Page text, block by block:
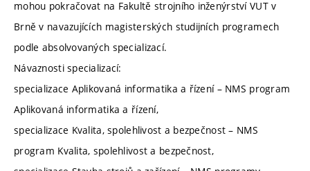
mohou pokračovat na Fakultě strojního inženýrství VUT v
Brně v navazujících magisterských studijních programech
podle absolvovaných specializací.
Návaznosti specializací:
specializace Aplikovaná informatika a řízení – NMS program
Aplikovaná informatika a řízení,
specializace Kvalita, spolehlivost a bezpečnost – NMS
program Kvalita, spolehlivost a bezpečnost,